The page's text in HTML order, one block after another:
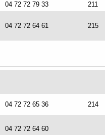
04 72 72 79 33 211
04 72 72 64 61 215
04 72 72 65 36 214
04 72 72 64 60